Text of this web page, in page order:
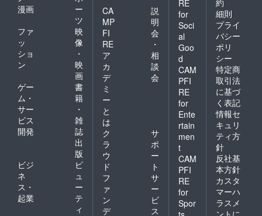
漫画
ー
ツ
ファ
ッ
ショ
ン
映
像
・
映
画
ゲー
ム・
サー
ビス
開発
書
籍
・
雑
誌
出
版
ビジ
ネ
ス・
起業
ビ
ュ
ー
テ
ィ
CA
MP
FI
RE
ア
カ
デ
ミ
ー
と
は
説
明
会
・
相
談
会
ク
ラ
ウ
ド
フ
ァ
ン
デ
サ
ポ
ー
ト
サ
ー
ビ
ス
RE
for
Soci
al
Goo
d
CAM
PFI
RE
for
Ente
rtain
men
t
CAM
PFI
RE
for
Spor
約
細則
プライ
バシー
ポリ
シー
特定商
取引法
に基づ
く表記
情報セ
キュリ
ティ方
針
反社基
本方針
カスタ
マーハ
ラスメ
ントに